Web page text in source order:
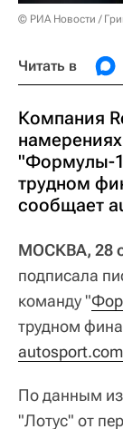
© РИА Новости /
Читать в
Компания
"Формулы-
трудном
сообщает
МОСКВА, 28
подписала
команду "
трудном
autosport.com
По данным
"Лотус" от